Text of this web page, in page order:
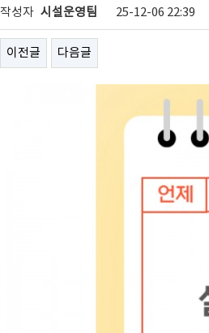
작성자 시설운영팀 25-12-06 22:39
이전글 다음글